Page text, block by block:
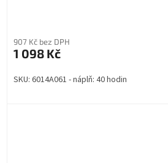
907 Kč bez DPH
1 098 Kč
SKU: 6014A061 - náplň: 40 hodin